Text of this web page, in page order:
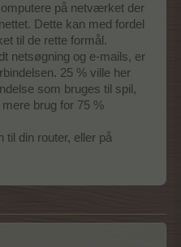
på netværket der
Dette kan med fordel
til de rette formål.
netsøgning og e-mails, er
25 % ville her
som bruges til spil,
brug for 75 %
til din router, eller på